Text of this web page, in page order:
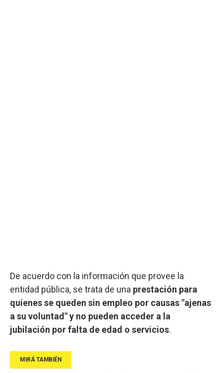
De acuerdo con la información que provee la
entidad pública, se trata de una prestación para
quienes se queden sin empleo por causas "ajenas
a su voluntad" y no pueden acceder a la
jubilación por falta de edad o servicios.